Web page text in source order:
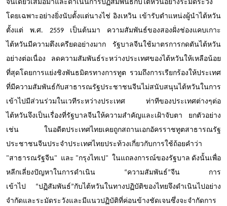
จีนเดียวเสมอมาและดำเนินการปฏิสัมพันธ์กับไต้หวันอย่างระมัดระวัง
โดยเฉพาะอย่างยิ่งนับตั้งแต่นางไช่ อิงเหวิน เข้ารับตำแหน่งผู้นำไต้หวัน
ตั้งแต่ พ.ศ. 2559 เป็นต้นมา ความสัมพันธ์ของสองฝั่งช่องแคบเกาะ
ไต้หวันมีความตึงเครียดอย่างมาก รัฐบาลจีนใช้มาตรการกดตันไต้หวัน
อย่างต่อเนื่อง ลดความสัมพันธ์ระหว่างประเทศของไต้หวันให้เหลือน้อย
ที่สุดโดยการแย่งชิงพันธมิตรทางการทูต รวมถึงการเรียกร้องให้ประเทศ
ที่มีความสัมพันธ์กับสาธารณรัฐประชาชนจีนไม่สนับสนุนไต้หวันในการ
เข้าไปมีส่วนร่วมในเวทีระหว่างประเทศ ท่าทีของประเทศต่างๆต่อ
ไต้หวันจึงเป็นเรื่องที่รัฐบาลจีนให้ความสำคัญและเฝ้าจับตา ยกตัวอย่าง
เช่น ในอดีตประเทศไทยเคยถูกสถานเอกอัครราชทูตสาธารณรัฐ
ประชาชนจีนประจำประเทศไทยประท้วงเกี่ยวกับการใช้ถ้อยคำว่า
"สาธารณรัฐจีน" และ "กรุงไทเป" ในแถลงการณ์ของรัฐบาล ดังนั้นเพื่อ
หลีกเลี่ยงปัญหาในการดำเนิน “ความสัมพันธ์”จีน การ
เข้าไป “ปฏิสัมพันธ์”กับไต้หวันในทางปฏิบัติของไทยจึงดำเนินไปอย่าง
จำกัดและระมัดระวังและมีแนวปฏิบัติที่ค่อนข้างชัดเจนซึ่งจะจำกัดการ